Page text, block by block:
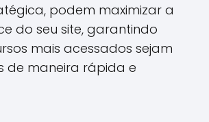
podem maximizar a
do seu site, garantindo
mais acessados sejam
de maneira rápida e